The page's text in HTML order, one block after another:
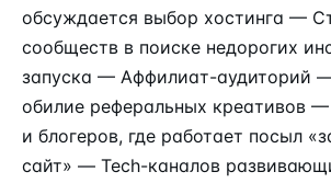
обсуждается выбор хостинга —
сообществ в поиске недорогих
запуска — Аффилиат-аудиторий
обилие реферальных креативов
и блогеров, где работает посыл
сайт» — Tech-каналов